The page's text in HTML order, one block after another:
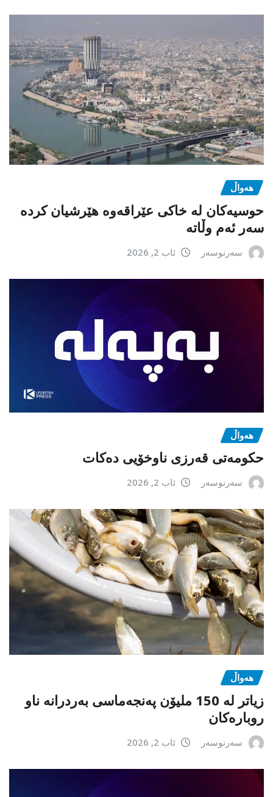
هەواڵ
حوسیەکان لە خاکی عێراقەوە هێرشیان کردە
سەر ئەم وڵاتە
سەرنوسەر ئاب 2, 2026
هەواڵ
حکومەتی قەرزی ناوخۆیی دەکات
سەرنوسەر ئاب 2, 2026
هەواڵ
زیاتر لە 150 ملیۆن پەنجەماسی بەردرانە ناو
روبارەکان
سەرنوسەر ئاب 2, 2026